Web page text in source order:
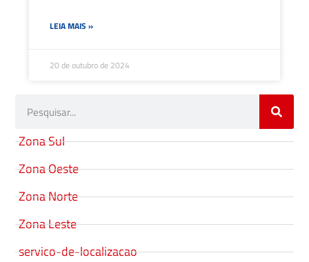
LEIA MAIS »
20 de outubro de 2024
Zona Sul
Zona Oeste
Zona Norte
Zona Leste
servico-de-localizacao